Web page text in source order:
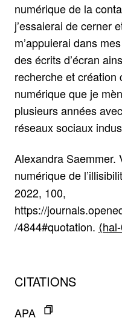
numérique de la
j’essaierai de cerner
m’appuierai dans
des écrits d’écran
recherche et création
numérique que je
plusieurs années
réseaux sociaux
Alexandra Saemmer.
numérique de
2022, 100,
https://
/4844#quotation.
CITATIONS
APA